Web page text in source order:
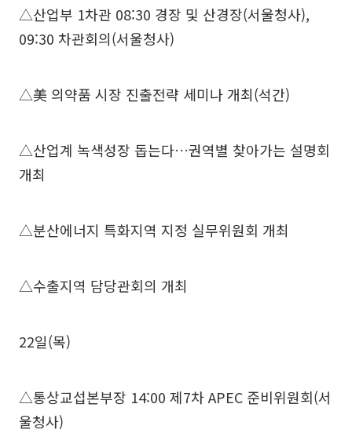
△산업부 1차관 08:30 경장 및 산경장(서울청사),
09:30 차관회의(서울청사)
△美 의약품 시장 진출전략 세미나 개최(석간)
△산업계 녹색성장 돕는다…권역별 찾아가는 설명회
개최
△분산에너지 특화지역 지정 실무위원회 개최
△수출지역 담당관회의 개최
22일(목)
△통상교섭본부장 14:00 제7차 APEC 준비위원회(서
울청사)